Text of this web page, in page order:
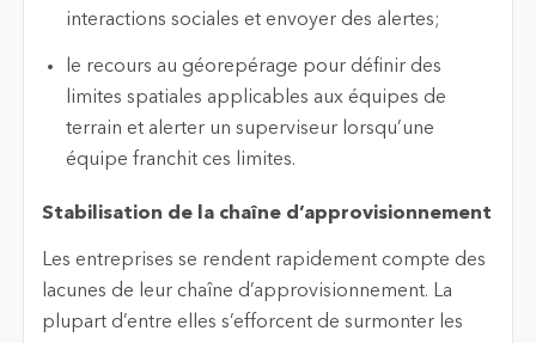
interactions sociales et envoyer des alertes;
le recours au géorepérage pour définir des
limites spatiales applicables aux équipes de
terrain et alerter un superviseur lorsqu’une
équipe franchit ces limites.
Stabilisation de la chaîne d’approvisionnement
Les entreprises se rendent rapidement compte des
lacunes de leur chaîne d’approvisionnement. La
plupart d’entre elles s’efforcent de surmonter les